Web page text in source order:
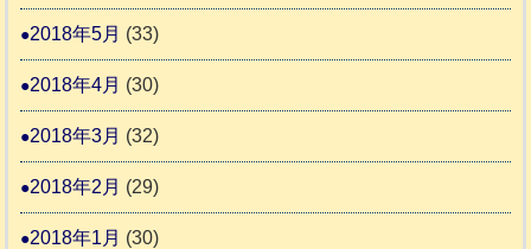
2018年5月 (33)
2018年4月 (30)
2018年3月 (32)
2018年2月 (29)
2018年1月 (30)